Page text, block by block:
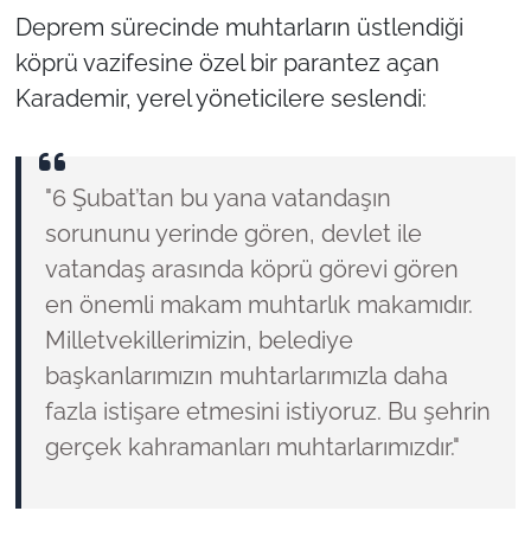
Deprem sürecinde muhtarların üstlendiği
köprü vazifesine özel bir parantez açan
Karademir, yerel yöneticilere seslendi:
"6 Şubat’tan bu yana vatandaşın
sorununu yerinde gören, devlet ile
vatandaş arasında köprü görevi gören
en önemli makam muhtarlık makamıdır.
Milletvekillerimizin, belediye
başkanlarımızın muhtarlarımızla daha
fazla istişare etmesini istiyoruz. Bu şehrin
gerçek kahramanları muhtarlarımızdır."